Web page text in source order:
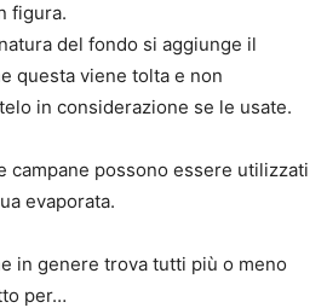
figura.
del fondo si aggiunge il
questa viene tolta e non
in considerazione se le usate.
campane possono essere utilizzati
evaporata.
in genere trova tutti più o meno
per…